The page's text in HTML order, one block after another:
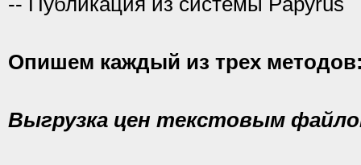
Опишем каждый из трех
Выгрузка цен текстовым